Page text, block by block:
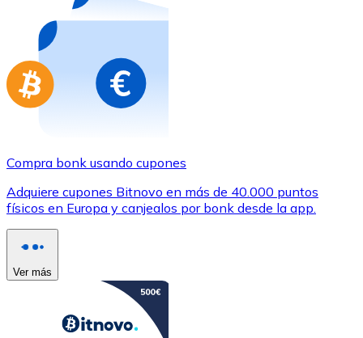
Compra tarjetas regalo de tus marcas favoritas con
Ir a la tienda de tarjetas regalo
Compra bonk usando cupones
Adquiere cupones Bitnovo en más de 40.000 puntos
físicos en Europa y canjealos por bonk desde la app.
Ver más